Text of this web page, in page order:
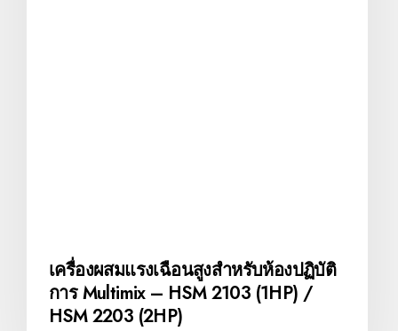
เครื่องผสมแรงเฉือนสูงสำหรับห้องปฏิบัติ
การ Multimix – HSM 2103 (1HP) /
HSM 2203 (2HP)